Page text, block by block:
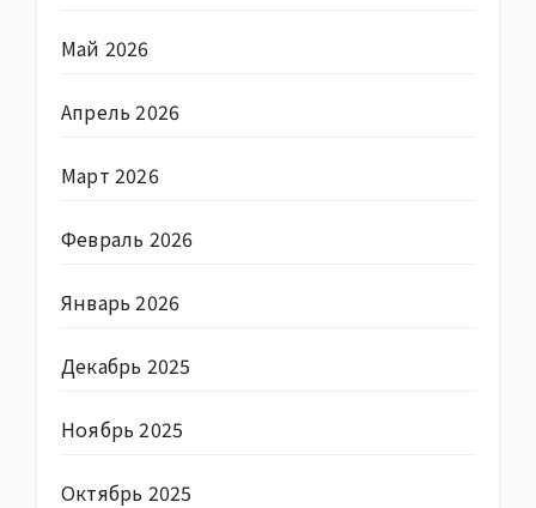
Май 2026
Апрель 2026
Март 2026
Февраль 2026
Январь 2026
Декабрь 2025
Ноябрь 2025
Октябрь 2025